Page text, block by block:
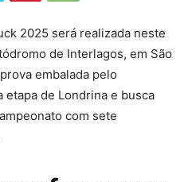
2025 será realizada neste
de Interlagos, em São
embalada pelo
de Londrina e busca
com sete